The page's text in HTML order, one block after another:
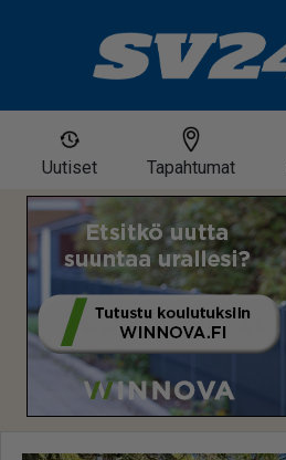
Uutiset Tapahtumat